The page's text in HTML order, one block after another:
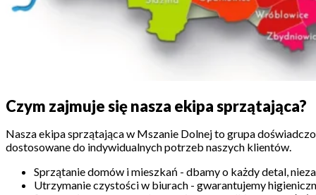
Czym zajmuje się nasza ekipa sprzątająca?
Nasza ekipa sprzątająca w Mszanie Dolnej to grupa
dostosowane do indywidualnych potrzeb naszych klientów.
Sprzątanie domów i mieszkań - dbamy o każdy detal,
Utrzymanie czystości w biurach - gwarantujemy